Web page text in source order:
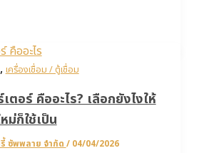
,เครื่องเชื่อม / ตู้เชื่อม
ตอร์ คืออะไร? เลือกยังไงให้
ม่ก็ใช้เป็น
ซัพพลาย จำกัด / 04/04/2026